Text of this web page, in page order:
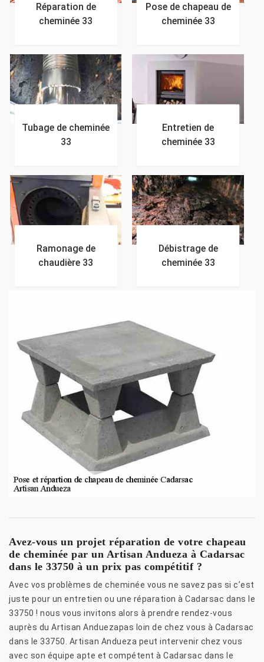
Réparation de
cheminée 33
Pose de chapeau de
cheminée 33
Tubage de cheminée
33
Entretien de
cheminée 33
Ramonage de
chaudière 33
Débistrage de
cheminée 33
Avez-vous un projet réparation de votre chapeau
de cheminée par un Artisan Andueza à Cadarsac
dans le 33750 à un prix pas compétitif ?
Avec vos problèmes de cheminée vous ne savez pas si c’est
juste pour un entretien ou une réparation à Cadarsac dans le
33750 ! nous vous invitons alors à prendre rendez-vous
auprès du Artisan Anduezapas loin de chez vous à Cadarsac
dans le 33750. Artisan Andueza peut intervenir chez vous
avec son équipe apte et compétent à Cadarsac dans le